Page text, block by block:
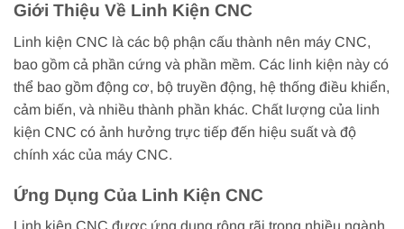
Giới Thiệu Về Linh Kiện CNC
Linh kiện CNC là các bộ phận cấu thành nên máy CNC,
bao gồm cả phần cứng và phần mềm. Các linh kiện này có
thể bao gồm động cơ, bộ truyền động, hệ thống điều khiển,
cảm biến, và nhiều thành phần khác. Chất lượng của linh
kiện CNC có ảnh hưởng trực tiếp đến hiệu suất và độ
chính xác của máy CNC.
Ứng Dụng Của Linh Kiện CNC